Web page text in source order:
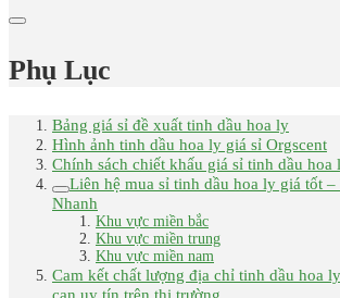
Phụ Lục
Bảng giá sỉ đề xuất tinh dầu hoa ly
Hình ảnh tinh dầu hoa ly giá sỉ Orgscent
Chính sách chiết khấu giá sỉ tinh dầu hoa
Liên hệ mua sỉ tinh dầu hoa ly giá tốt
Nhanh
Khu vực miền bắc
Khu vực miền trung
Khu vực miền nam
Cam kết chất lượng địa chỉ tinh dầu hoa
can uy tín trên thị trường